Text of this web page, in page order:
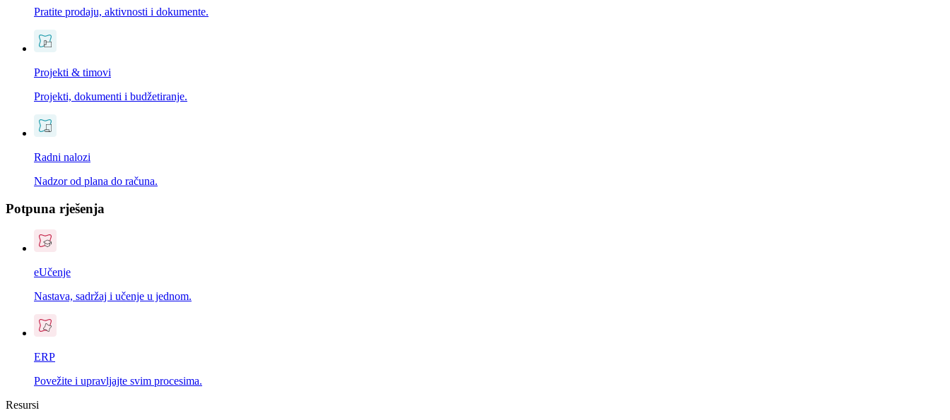
Pratite prodaju, aktivnosti i dokumente.
Projekti & timovi
Projekti, dokumenti i budžetiranje.
Radni nalozi
Nadzor od plana do računa.
Potpuna rješenja
eUčenje
Nastava, sadržaj i učenje u jednom.
ERP
Povežite i upravljajte svim procesima.
Resursi